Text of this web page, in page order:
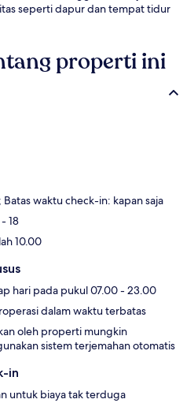
seperti dapur dan tempat tidur
properti ini
waktu check-in: kapan saja
18
10.00
hari pada pukul 07.00 - 23.00
dalam waktu terbatas
oleh properti mungkin
sistem terjemahan otomatis
in
untuk biaya tak terduga